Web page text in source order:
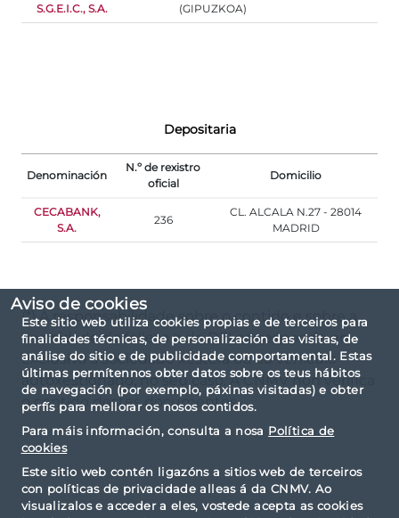
Aviso de cookies
Este sitio web utiliza cookies propias e de terceiros para
finalidades técnicas, de personalización das visitas, de
análise do sitio e de publicidade comportamental. Estas
últimas permítennos obter datos sobre os teus hábitos
de navegación (por exemplo, páxinas visitadas) e obter
perfís para mellorar os nosos contidos.
Para máis información, consulta a nosa Política de
cookies
Este sitio web contén ligazóns a sitios web de terceiros
con políticas de privacidade alleas á da CNMV. Ao
visualizalos e acceder a eles, vostede acepta as cookies
S.G.E.I.C., S.A.
(GIPUZKOA)
Depositaria
Denominación
N.º de rexistro
oficial
Domicilio
CECABANK,
S.A.
236
CL. ALCALA N.27 - 28014
MADRID
(*) A responsabilidade sobre o contido e sobre a
veracidade do folleto e do DFI corresponde en
exclusiva á sociedade xestora ou ao vehículo
autoxestionado, no seu caso. A CNMV non verifica
o contido destes documentos.